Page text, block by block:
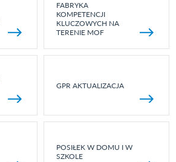
FABRYKA
KOMPETENCJI
KLUCZOWYCH NA
TERENIE MOF
GPR AKTUALIZACJA
POSIŁEK W DOMU I W
SZKOLE